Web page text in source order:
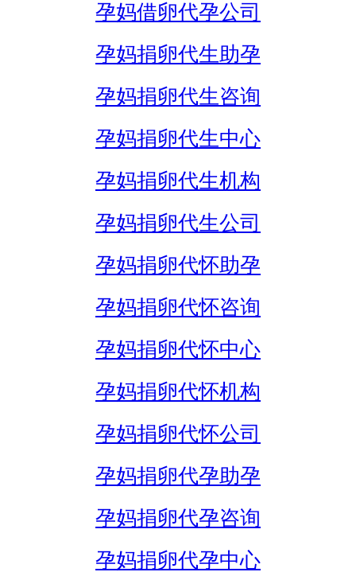
孕妈借卵代孕公司
孕妈捐卵代生助孕
孕妈捐卵代生咨询
孕妈捐卵代生中心
孕妈捐卵代生机构
孕妈捐卵代生公司
孕妈捐卵代怀助孕
孕妈捐卵代怀咨询
孕妈捐卵代怀中心
孕妈捐卵代怀机构
孕妈捐卵代怀公司
孕妈捐卵代孕助孕
孕妈捐卵代孕咨询
孕妈捐卵代孕中心